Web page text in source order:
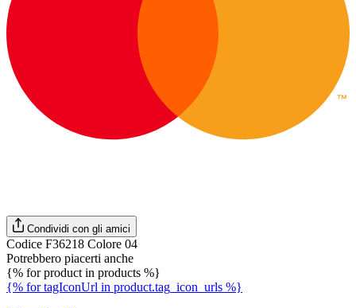
Condividi con gli amici
Codice F36218 Colore 04
Potrebbero piacerti anche
{% for product in products %}
{% for tagIconUrl in product.tag_icon_urls %}